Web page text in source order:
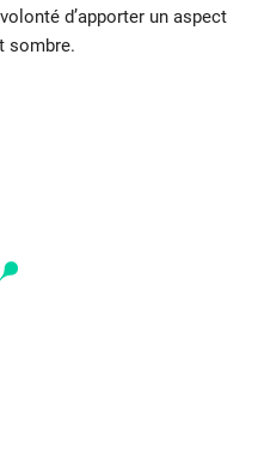
d’apporter un aspect
sombre.